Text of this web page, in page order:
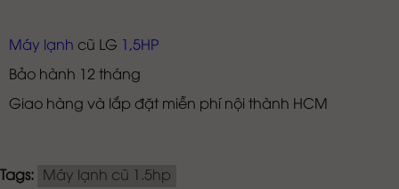
Máy lạnh cũ LG 1,5HP
Bảo hành 12 tháng
Giao hàng và lắp đặt miễn phí nội thành HCM
Tags: Máy lạnh cũ 1.5hp